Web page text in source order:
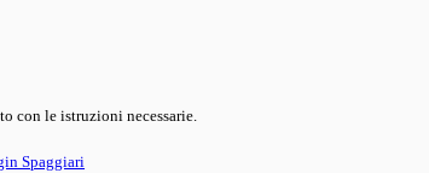
con le istruzioni necessarie.
Spaggiari